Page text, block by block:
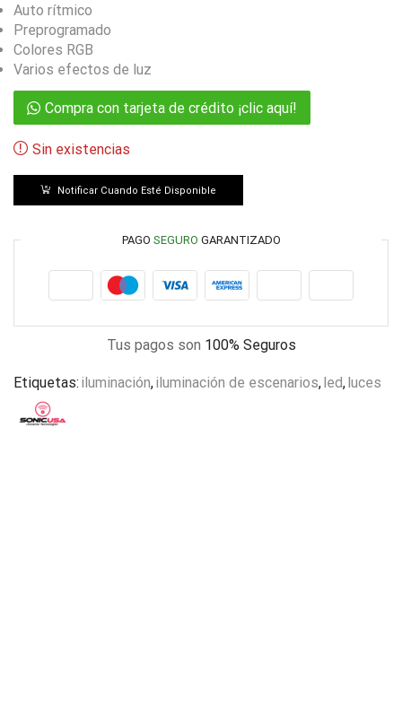
Auto rítmico
Preprogramado
Colores RGB
Varios efectos de luz
Compra con tarjeta de crédito ¡clic aquí!
Sin existencias
Notificar Cuando Esté Disponible
PAGO SEGURO GARANTIZADO
Tus pagos son 100% Seguros
Etiquetas: iluminación,iluminación de escenarios,led,luces